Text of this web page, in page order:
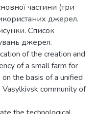
частини (три
джерел.
Список
джерел.
of the creation and
of a small farm for
the basis of a unified
community of